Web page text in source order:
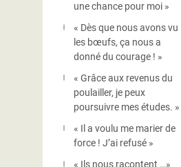
une chance pour moi »
« Dès que nous avons vu
les bœufs, ça nous a
donné du courage ! »
« Grâce aux revenus du
poulailler, je peux
poursuivre mes études. »
« Il a voulu me marier de
force ! J’ai refusé »
« Ils nous racontent …»